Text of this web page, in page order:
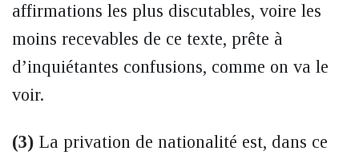
affirmations les plus discutables, voire les
moins recevables de ce texte, prête à
d’inquiétantes confusions, comme on va le
voir.
(3) La privation de nationalité est, dans ce